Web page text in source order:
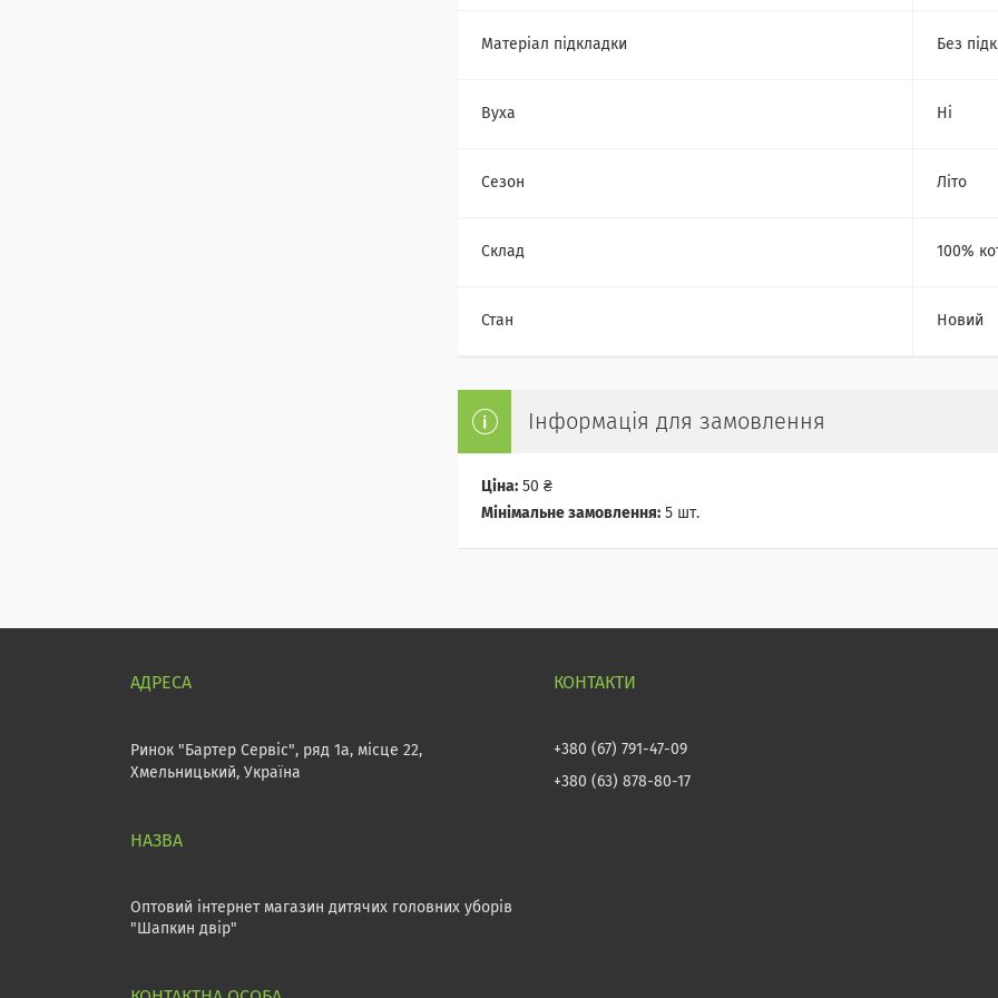
Матеріал підкладки Без
Вуха Ні
Сезон Літо
Склад 100%
Стан Новий
Інформація для замовлення
Ціна: 50 ₴
Мінімальне замовлення: 5 шт.
Ринок "Бартер Сервіс", ряд 1а, місце 22,
Хмельницький, Україна
Оптовий інтернет магазин дитячих головних уборів
"Шапкин двір"
+380 (67) 791-47-09
+380 (63) 878-80-17